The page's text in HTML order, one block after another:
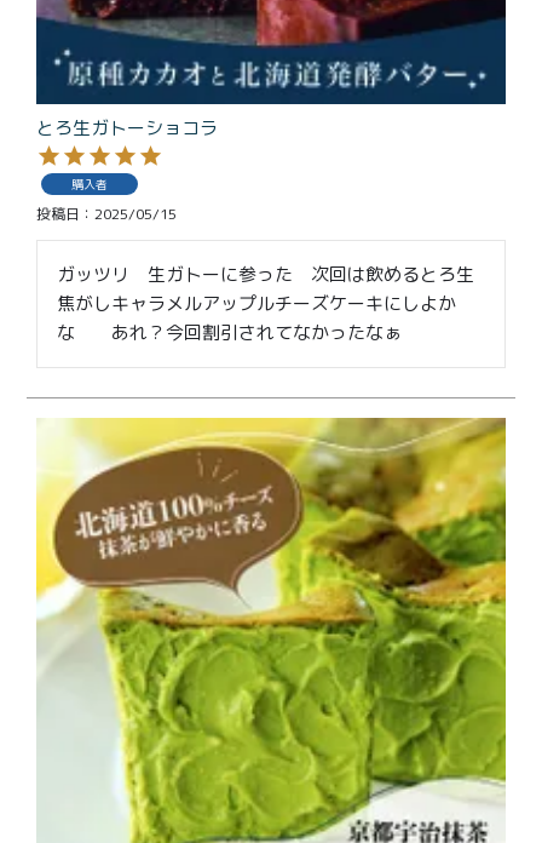
とろ生ガトーショコラ
購入者
投稿日 2025/05/15
ガッツリ　生ガトーに参った　次回は飲めるとろ生
焦がしキャラメルアップルチーズケーキにしよか
な　　あれ？今回割引されてなかったなぁ